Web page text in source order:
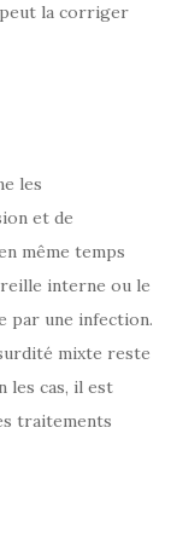
la corriger
les
et de
même temps
interne ou le
par une infection.
mixte reste
les cas, il est
traitements